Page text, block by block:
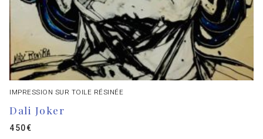
IMPRESSION SUR TOILE RÉSINÉE
Dali Joker
450€